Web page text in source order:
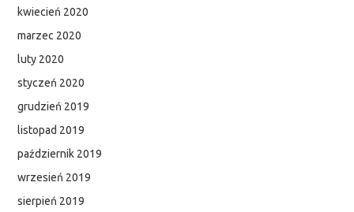
kwiecień 2020
marzec 2020
luty 2020
styczeń 2020
grudzień 2019
listopad 2019
październik 2019
wrzesień 2019
sierpień 2019